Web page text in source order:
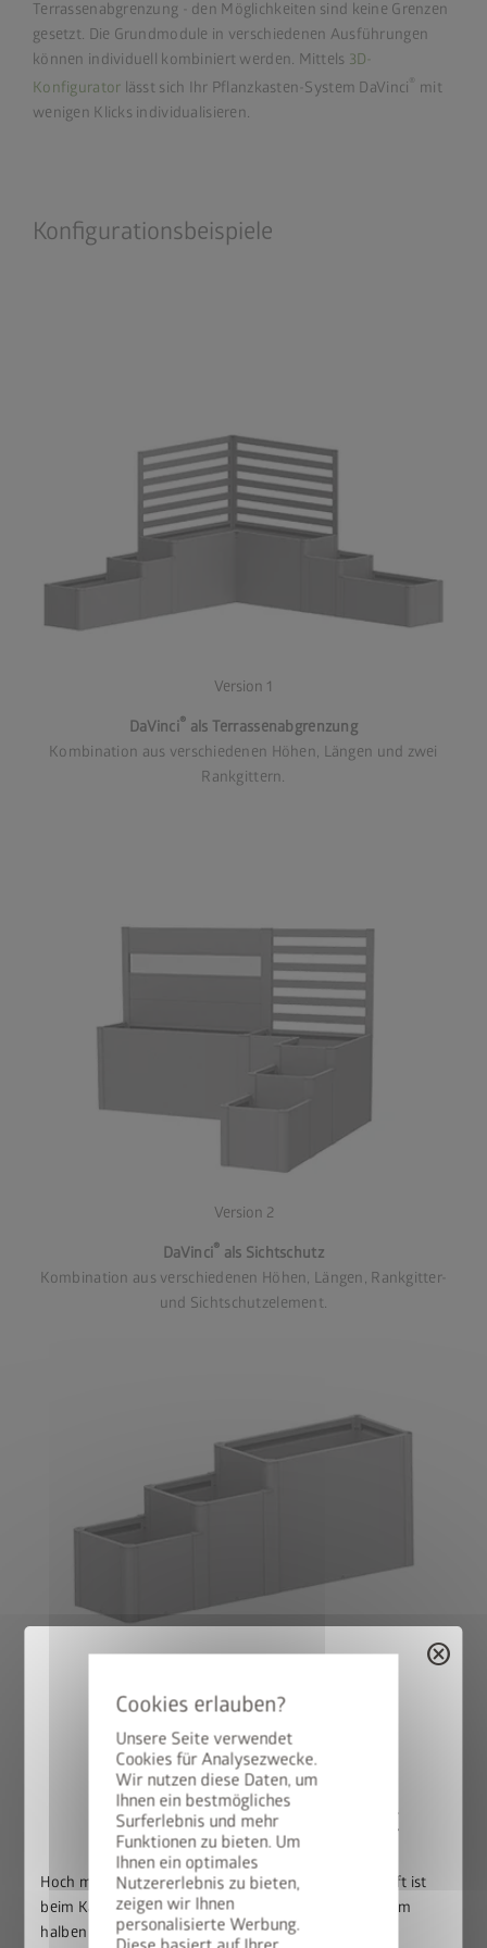
Unsere Seite verwendet
Cookies für Analysezwecke.
Wir nutzen diese Daten, um
Ihnen ein bestmögliches
Surferlebnis und mehr
Funktionen zu bieten. Um
Ihnen ein optimales
Nutzererlebnis zu bieten,
zeigen wir Ihnen
personalisierte Werbung.
Terrassenabgrenzung - den Möglichkeiten sind keine Grenzen
gesetzt. Die Grundmodule in verschiedenen Ausführungen
können individuell kombiniert werden. Mittels 3D-
Konfigurator lässt sich Ihr Pflanzkasten-System DaVinci ® mit
wenigen Klicks individualisieren.
Konfigurationsbeispiele
Version 1
DaVinci® als Terrassenabgrenzung
Kombination aus verschiedenen Höhen, Längen und zwei
Rankgittern.
Version 2
DaVinci® als Sichtschutz
Kombination aus verschiedenen Höhen, Längen, Rankgitter-
und Sichtschutzelement.
Version 3
DaVinci als Blumenbeet
Kombination aus verschiedenen Höhen und Längen.
Häufige Fragen zu
unserem DaVinci
cancel
50% auf den BikeLift
Hoch mit dem Bike. Runter mit dem Preis: Der BikeLift ist
beim Kauf eines passenden Biohort Gerätehauses zum
halben Preis erhältlich.